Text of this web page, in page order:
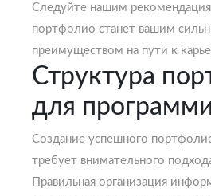
Следуйте нашим
портфолио станет вашим
преимуществом на пути к
Структура
для
Создание успешного
требует внимательного
Правильная организация